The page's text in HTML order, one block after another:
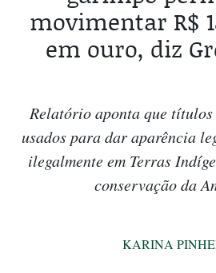
movimentar R$
em ouro, diz
Relatório aponta que
usados para dar aparência
ilegalmente em Terras
conservação da
KARINA